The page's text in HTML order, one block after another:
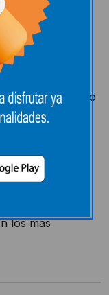
Herradores,
que cada
Hipermercado
y bebidas.
diversas
India,
castas, por
los mas